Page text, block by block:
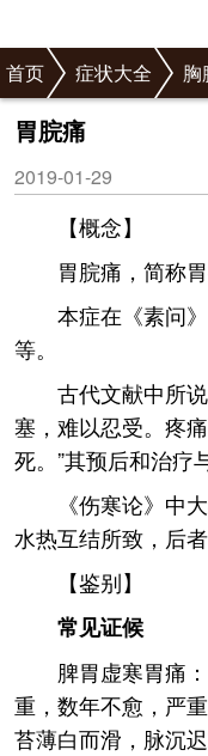
首页 症状大全 胸
胃脘痛
2019-01-29
【概念】
胃脘痛，简称
本症在《素问
等。
古代文献中所
塞，难以忍受。疼
死。”其预后和治疗
《伤寒论》中
水热互结所致，后
【鉴别】
常见证候
脾胃虚寒胃痛
重，数年不愈，严
苔薄白而滑，脉沉迟